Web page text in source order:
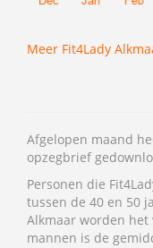
Meer Fit4Lady
Afgelopen maand
opzegbrief
Personen die
tussen de 40 en 50
Alkmaar worden het
mannen is de